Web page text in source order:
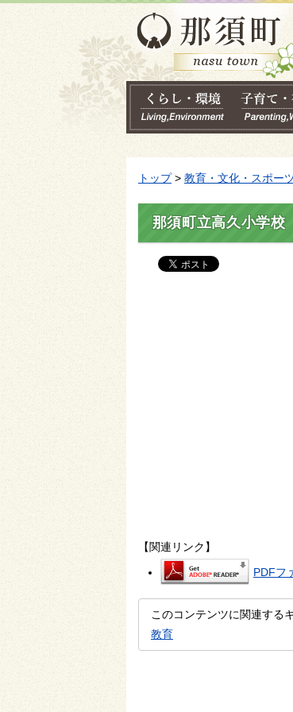
トップ> 教育・文化・スポー
那須町立高久小学校
【関連リンク】
PDFフ
このコンテンツに関連する
教育